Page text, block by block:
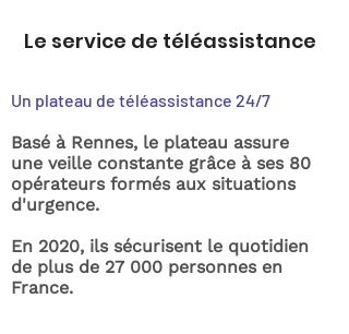
Le service de téléassistance
Un plateau de téléassistance 24/7
Basé à Rennes, le plateau assure
une veille constante grâce à ses 80
opérateurs formés aux situations
d'urgence.
En 2020, ils sécurisent le quotidien
de plus de 27 000 personnes en
France.